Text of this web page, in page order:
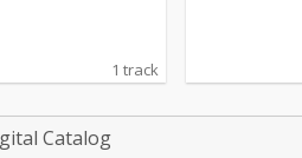
1 track
Catalog